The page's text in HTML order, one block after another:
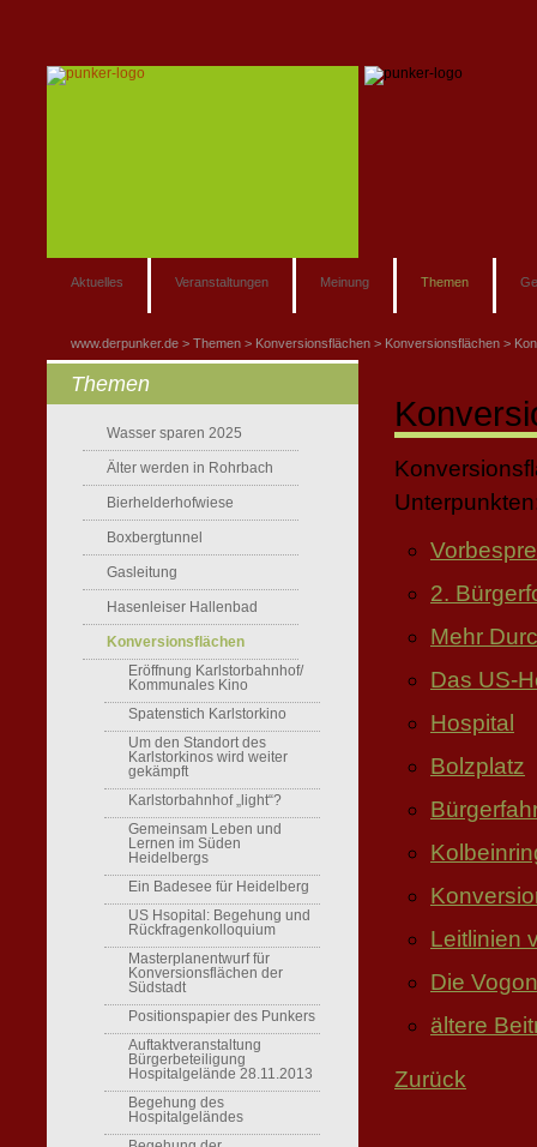
Aktuelles Veranstaltungen Meinung Themen
www.derpunker.de Themen Konversionsflächen Konversionsflächen
2.
Mehr
Das US-
Hospital
Bolzplatz
Leitlinien
Die
ältere
Zurück
Themen
Wasser sparen 2025
Älter werden in Rohrbach
Bierhelderhofwiese
Boxbergtunnel
Gasleitung
Hasenleiser Hallenbad
Konversionsflächen
Eröffnung Karlstorbahnhof/
Kommunales Kino
Spatenstich Karlstorkino
Um den Standort des
Karlstorkinos wird weiter
gekämpft
Karlstorbahnhof „light“?
Gemeinsam Leben und
Lernen im Süden
Heidelbergs
Ein Badesee für Heidelberg
US Hsopital: Begehung und
Rückfragenkolloquium
Masterplanentwurf für
Konversionsflächen der
Südstadt
Positionspapier des Punkers
Auftaktveranstaltung
Bürgerbeteiligung
Hospitalgelände 28.11.2013
Begehung des
Hospitalgeländes